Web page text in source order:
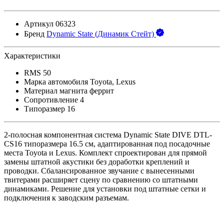
Артикул 06323
Бренд Dynamic State (Динамик Стейт)
Характеристики
RMS 50
Марка автомобиля Toyota, Lexus
Материал магнита феррит
Сопротивление 4
Типоразмер 16
2-полосная компонентная система Dynamic State DIVE DTL-
CS16 типоразмера 16.5 см, адаптированная под посадочные
места Toyota и Lexus. Комплект спроектирован для прямой
замены штатной акустики без доработки креплений и
проводки. Сбалансированное звучание с вынесенными
твитерами расширяет сцену по сравнению со штатными
динамиками. Решение для установки под штатные сетки и
подключения к заводским разъемам.